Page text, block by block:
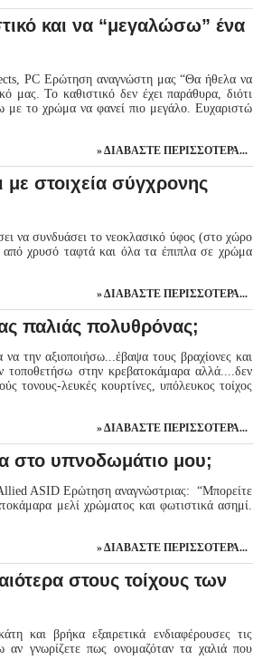
και να “μεγαλώσω” ένα
PC Ερώτηση αναγνώστη μας “Θα ήθελα να
Το καθιστικό δεν έχει παράθυρα, διότι
με το χρώμα να φανεί πιο μεγάλο. Ευχαριστώ
ΔΙΑΒΆΣΤΕ ΠΕΡΙΣΣΌΤΕΡΑ...
στοιχεία σύγχρονης
να συνδυάσει το νεοκλασικό ύφος (στο χώρο
από χρυσό ταφτά και όλα τα έπιπλα σε χρώμα
ΔΙΑΒΆΣΤΕ ΠΕΡΙΣΣΌΤΕΡΑ...
παλιάς πολυθρόνας;
την αξιοποιήσω...έβαψα τους βραχίονες και
στην κρεβατοκάμαρα αλλά....δεν
τονους-λευκές κουρτίνες, υπόλευκος τοίχος
ΔΙΑΒΆΣΤΕ ΠΕΡΙΣΣΌΤΕΡΑ...
στο υπνοδωμάτιο μου;
ASID Ερώτηση αναγνώστριας: “Μπορείτε
μελί χρώματος και φωτιστικά ασημί.
ΔΙΑΒΆΣΤΕ ΠΕΡΙΣΣΌΤΕΡΑ...
στους τοίχους των
και βρήκα εξαιρετικά ενδιαφέρουσες τις
γνωρίζετε πως ονομαζόταν τα χαλιά που